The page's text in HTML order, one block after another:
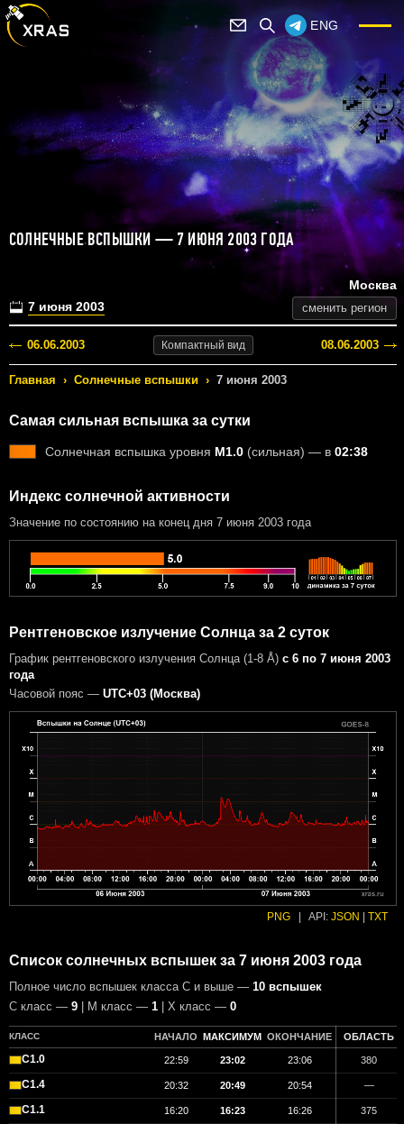
ENG
СОЛНЕЧНЫЕ ВСПЫШКИ — 7 ИЮНЯ 2003 ГОДА
7 июня 2003
Москва
сменить регион
06.06.2003 Компактный вид 08.06.2003
Главная › Солнечные вспышки › 7 июня 2003
Самая сильная вспышка за сутки
Солнечная вспышка уровня M1.0 (сильная) — в 02:38
Индекс солнечной активности
Значение по состоянию на конец дня 7 июня 2003 года
Рентгеновское излучение Солнца за 2 суток
График рентгеновского излучения Солнца (1-8 Å) с 6 по 7 июня 2003
года
Часовой пояс — UTC+03 (Москва)
PNG API: JSON TXT
Список солнечных вспышек за 7 июня 2003 года
Полное число вспышек класса C и выше — 10 вспышек
С класс — 9 | М класс — 1 | X класс — 0
КЛАСС НАЧАЛО МАКСИМУМ ОКОНЧАНИЕ ОБЛАСТЬ
C1.0 22:59 23:02 23:06 380
C1.4 20:32 20:49 20:54 —
C1.1 16:20 16:23 16:26 375